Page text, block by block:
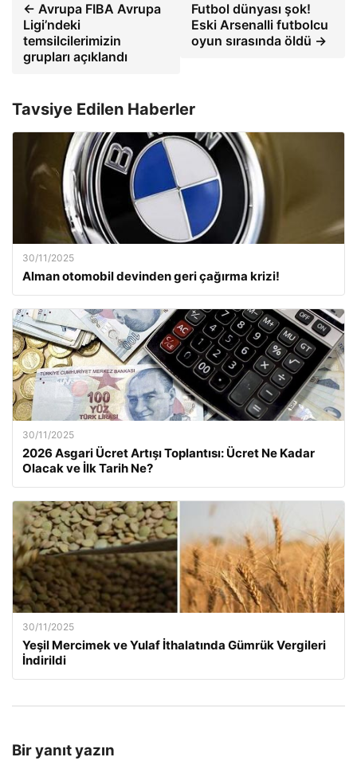
← Avrupa FIBA ​​Avrupa
Ligi’ndeki
temsilcilerimizin
grupları açıklandı
Futbol dünyası şok!
Eski Arsenalli futbolcu
oyun sırasında öldü →
Tavsiye Edilen Haberler
30/11/2025
Alman otomobil devinden geri çağırma krizi!
30/11/2025
2026 Asgari Ücret Artışı Toplantısı: Ücret Ne Kadar
Olacak ve İlk Tarih Ne?
30/11/2025
Yeşil Mercimek ve Yulaf İthalatında Gümrük Vergileri
İndirildi
Bir yanıt yazın